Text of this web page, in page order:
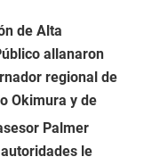
de Alta
allanaron
regional de
Okimura y de
Palmer
le